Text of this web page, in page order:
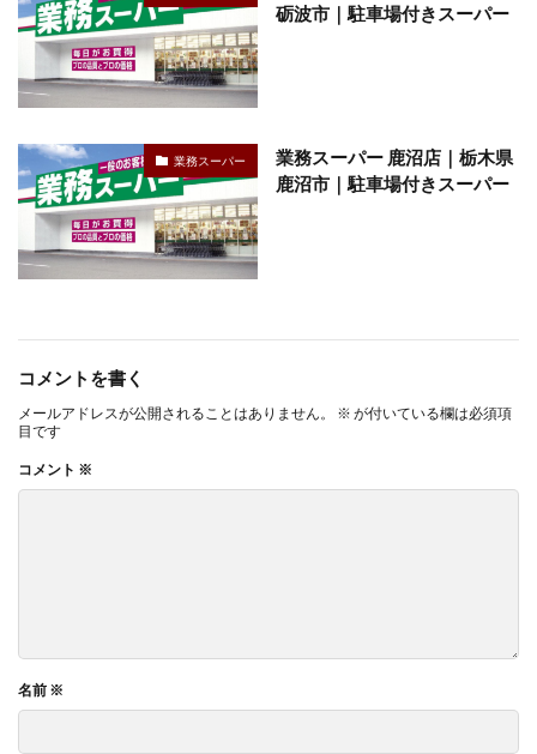
砺波市｜駐車場付きスーパー
業務スーパー
業務スーパー 鹿沼店｜栃木県
鹿沼市｜駐車場付きスーパー
コメントを書く
メールアドレスが公開されることはありません。 ※ が付いている欄は必須項
目です
コメント ※
名前 ※